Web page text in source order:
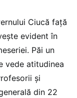
Ciucă față
evident în
Păi un
vede atitudinea
și
din 22